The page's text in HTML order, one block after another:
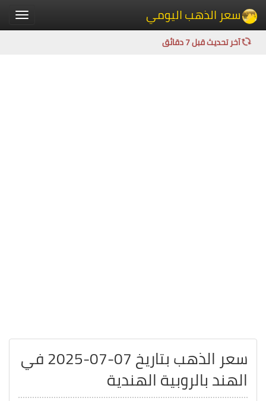
Toggle سعر الذهب اليومي
آخر تحديث قبل 7 دقائق
سعر الذهب بتاريخ 07-07-2025 في
الهند بالروبية الهندية